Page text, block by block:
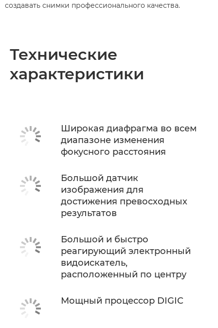
создавать снимки профессионального качества.
Технические
характеристики
Широкая диафрагма во всем
диапазоне изменения
фокусного расстояния
Большой датчик
изображения для
достижения превосходных
результатов
Большой и быстро
реагирующий электронный
видоискатель,
расположенный по центру
Мощный процессор DIGIC